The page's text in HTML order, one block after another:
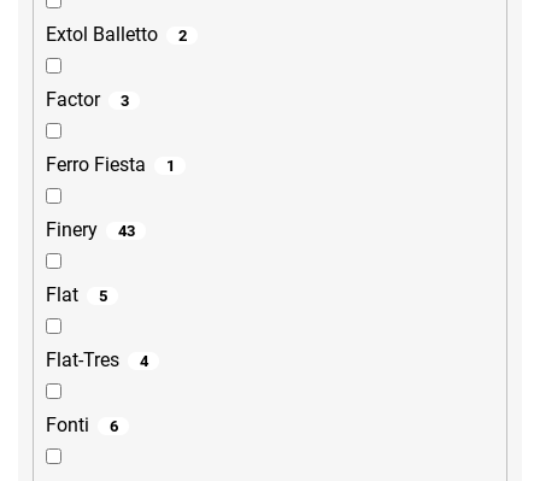
Extol Balletto 2
Factor 3
Ferro Fiesta 1
Finery 43
Flat 5
Flat-Tres 4
Fonti 6